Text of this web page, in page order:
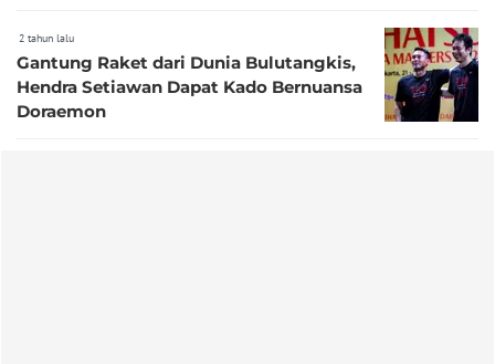
2 tahun lalu
Gantung Raket dari Dunia Bulutangkis,
Hendra Setiawan Dapat Kado Bernuansa
Doraemon